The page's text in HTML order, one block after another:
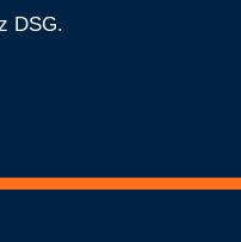
DSG.